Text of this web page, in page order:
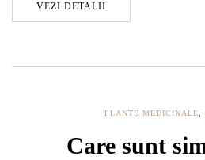
VEZI DETALII
PLANTE MEDICINALE
Care sunt